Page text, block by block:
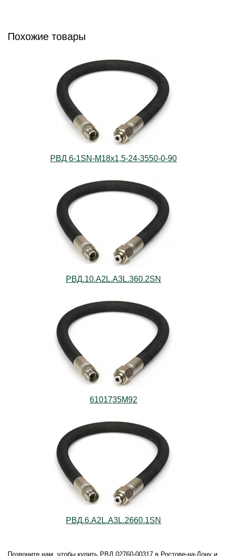
Похожие товары
РВД 6-1SN-M18х1,5-24-3550-0-90
РВД.10.А2L.А3L.360.2SN
6101735M92
РВД.6.А2L.А3L.2660.1SN
Позвоните нам, чтобы купить РВД 02760-00317 в Ростове-на-Дону и